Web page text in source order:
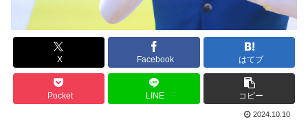
X Facebook はてブ
Pocket LINE コピー
2024.10.10